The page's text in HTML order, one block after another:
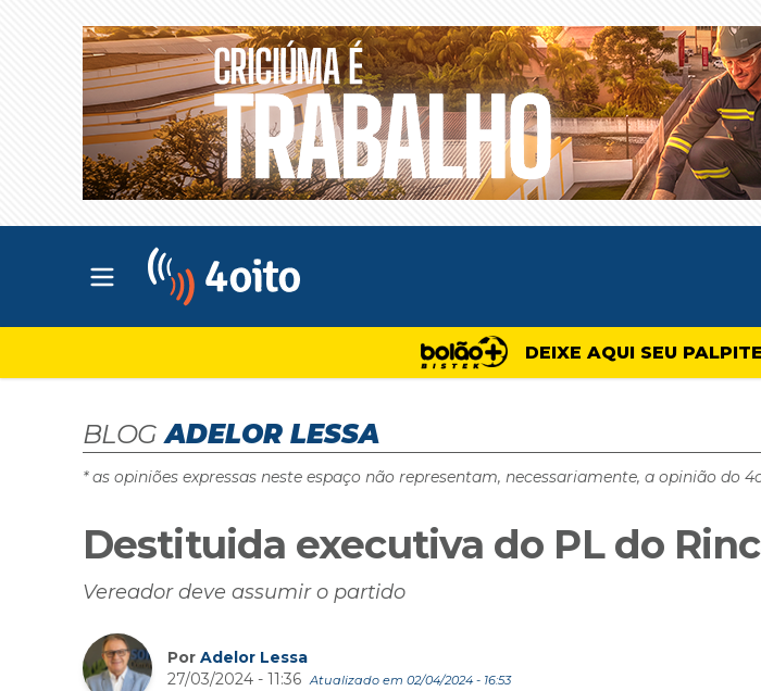
Abrir menu principal
DEIXE AQUI SEU
BLOG ADELOR LESSA
* as opiniões expressas neste espaço não representam, necessariamente, a opinião do
Destituida executiva do PL do
Vereador deve assumir o partido
Por Adelor Lessa
27/03/2024 - 11:36 Atualizado em 02/04/2024 - 16:53